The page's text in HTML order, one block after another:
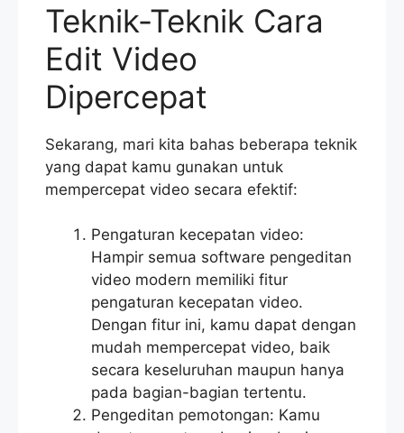
Teknik-Teknik Cara
Edit Video
Dipercepat
Sekarang, mari kita bahas beberapa teknik
yang dapat kamu gunakan untuk
mempercepat video secara efektif:
Pengaturan kecepatan video:
Hampir semua software pengeditan
video modern memiliki fitur
pengaturan kecepatan video.
Dengan fitur ini, kamu dapat dengan
mudah mempercepat video, baik
secara keseluruhan maupun hanya
pada bagian-bagian tertentu.
Pengeditan pemotongan: Kamu